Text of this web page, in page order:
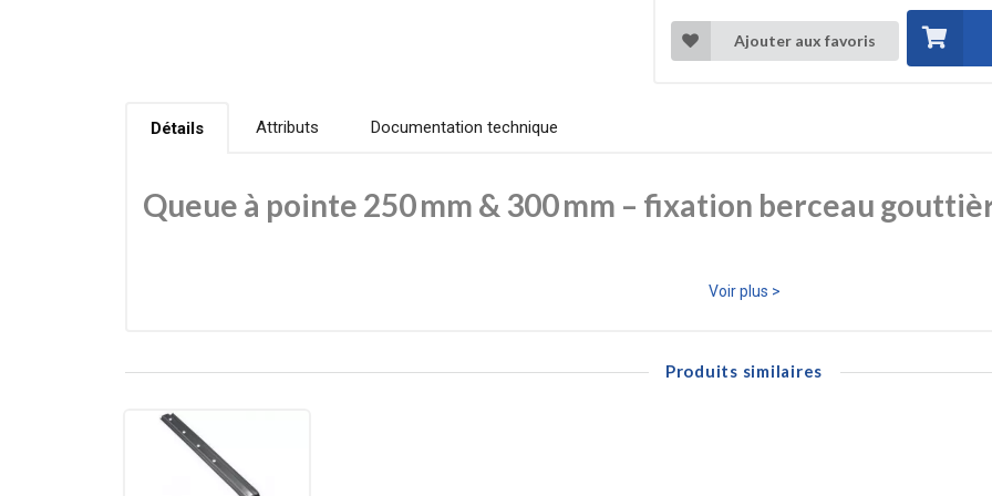
Ajouter aux favoris
Détails Attributs Documentation technique
Queue à pointe 250 mm & 300 mm – fixation berceau
250 mm et 300 mm, elle s’adapte à différents types de chevrons et profondeurs de bandeau.
gouttières et descentes tout en assurant stabilité et résistance à long terme.
Atouts & bénéfices
Acier pré‑galvanisé – protection contre la corrosion et durabilité.
Voir plus >
Produits similaires